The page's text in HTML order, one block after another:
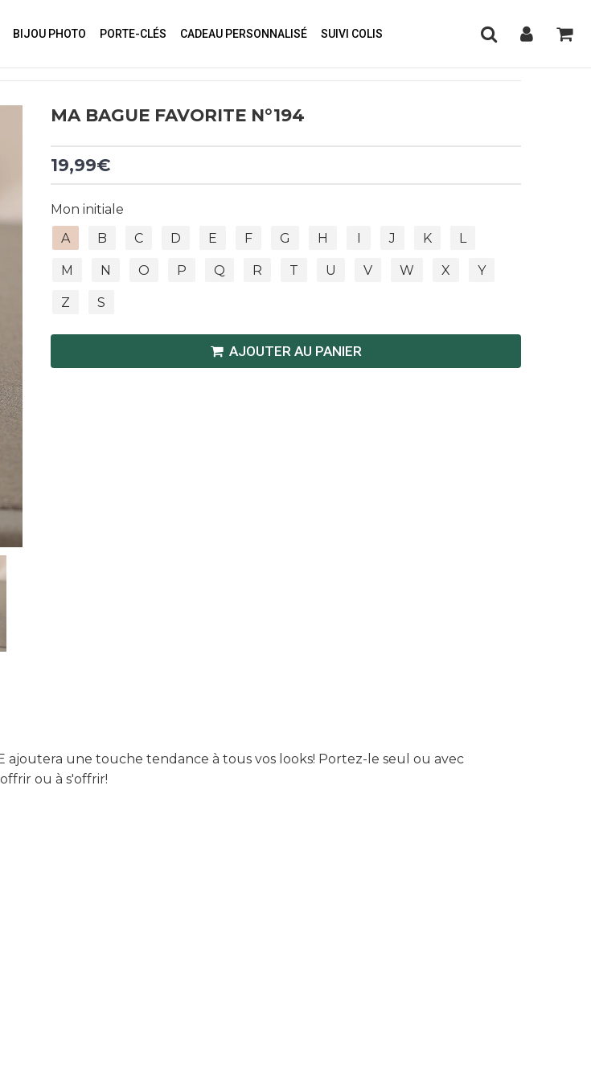
BIJOU PHOTO PORTE-CLÉS CADEAU PERSONNALISÉ SUIVI COLIS
MA BAGUE FAVORITE N°194
19,99€
Mon initiale
A
B C D E F G H I J K L
M N O P Q R T U V W X Y
Z S
AJOUTER AU PANIER
ajoutera une touche tendance à tous vos looks! Portez-le seul ou avec
ou à s'offrir!